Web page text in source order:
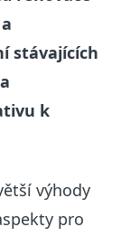
stávajících
k
výhody
pro